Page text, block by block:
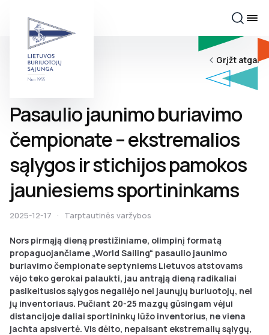
Grįžt atgal
Pasaulio jaunimo buriavimo
čempionate – ekstremalios
sąlygos ir stichijos pamokos
jauniesiems sportininkams
2025-12-17 · Tarptautinės varžybos
Nors pirmąją dieną prestižiniame, olimpinį formatą
propaguojančiame „World Sailing“ pasaulio jaunimo
buriavimo čempionate septyniems Lietuvos atstovams
vėjo teko gerokai palaukti, jau antrąją dieną radikaliai
pasikeitusios sąlygos negailėjo nei jaunųjų buriuotojų, nei
jų inventoriaus. Pučiant 20-25 mazgų gūsingam vėjui
distancijoje daliai sportininkų lūžo inventorius, ne viena
jachta apsivertė. Vis dėlto, nepaisant ekstremalių sąlygų,